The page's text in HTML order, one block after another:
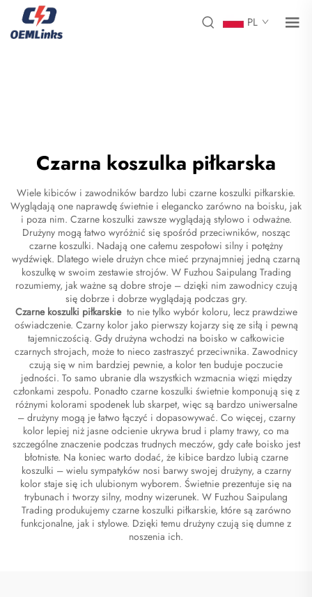
PL
Czarna koszulka piłkarska
Wiele kibiców i zawodników bardzo lubi czarne koszulki piłkarskie.
Wyglądają one naprawdę świetnie i elegancko zarówno na boisku, jak
i poza nim. Czarne koszulki zawsze wyglądają stylowo i odważne.
Drużyny mogą łatwo wyróżnić się spośród przeciwników, nosząc
czarne koszulki. Nadają one całemu zespołowi silny i potężny
wydźwięk. Dlatego wiele drużyn chce mieć przynajmniej jedną czarną
koszulkę w swoim zestawie strojów. W Fuzhou Saipulang Trading
rozumiemy, jak ważne są dobre stroje – dzięki nim zawodnicy czują
się dobrze i dobrze wyglądają podczas gry.
Czarne koszulki piłkarskie to nie tylko wybór koloru, lecz prawdziwe
oświadczenie. Czarny kolor jako pierwszy kojarzy się ze siłą i pewną
tajemniczością. Gdy drużyna wchodzi na boisko w całkowicie
czarnych strojach, może to nieco zastraszyć przeciwnika. Zawodnicy
czują się w nim bardziej pewnie, a kolor ten buduje poczucie
jedności. To samo ubranie dla wszystkich wzmacnia więzi między
członkami zespołu. Ponadto czarne koszulki świetnie komponują się z
różnymi kolorami spodenek lub skarpet, więc są bardzo uniwersalne
– drużyny mogą je łatwo łączyć i dopasowywać. Co więcej, czarny
kolor lepiej niż jasne odcienie ukrywa brud i plamy trawy, co ma
szczególne znaczenie podczas trudnych meczów, gdy całe boisko jest
błotniste. Na koniec warto dodać, że kibice bardzo lubią czarne
koszulki – wielu sympatyków nosi barwy swojej drużyny, a czarny
kolor staje się ich ulubionym wyborem. Świetnie prezentuje się na
trybunach i tworzy silny, modny wizerunek. W Fuzhou Saipulang
Trading produkujemy czarne koszulki piłkarskie, które są zarówno
funkcjonalne, jak i stylowe. Dzięki temu drużyny czują się dumne z
noszenia ich.